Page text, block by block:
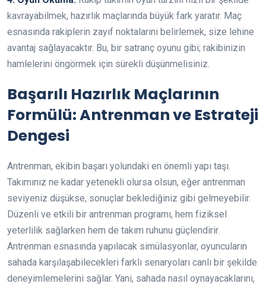
kavrayabilmek, hazırlık maçlarında büyük fark yaratır. Maç
esnasında rakiplerin zayıf noktalarını belirlemek, size lehine
avantaj sağlayacaktır. Bu, bir satranç oyunu gibi; rakibinizin
hamlelerini öngörmek için sürekli düşünmelisiniz.
Başarılı Hazırlık Maçlarının
Formülü: Antrenman ve Estrateji
Dengesi
Antrenman, ekibin başarı yolundaki en önemli yapı taşı.
Takımınız ne kadar yetenekli olursa olsun, eğer antrenman
seviyeniz düşükse, sonuçlar beklediğiniz gibi gelmeyebilir.
Düzenli ve etkili bir antrenman programı, hem fiziksel
yeterlilik sağlarken hem de takım ruhunu güçlendirir.
Antrenman esnasında yapılacak simülasyonlar, oyuncuların
sahada karşılaşabilecekleri farklı senaryoları canlı bir şekilde
deneyimlemelerini sağlar. Yani, sahada nasıl oynayacaklarını,